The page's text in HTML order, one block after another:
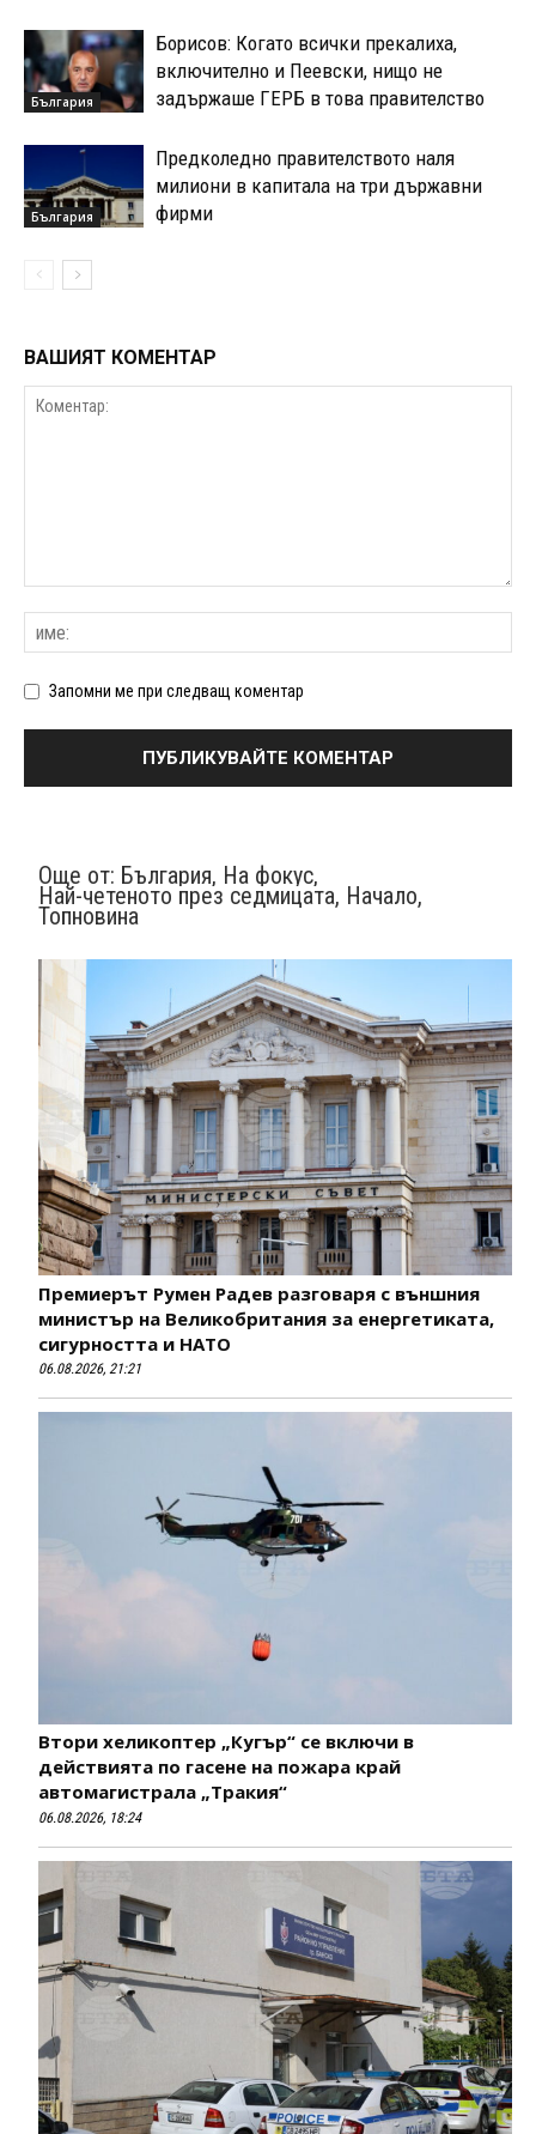
България
Борисов: Когато всички прекалиха,
включително и Пеевски, нищо не
задържаше ГЕРБ в това правителство
България
Предколедно правителството наля
милиони в капитала на три държавни
фирми
ВАШИЯТ КОМЕНТАР
Запомни ме при следващ коментар
Още от: България, На фокус,
Най-четеното през седмицата, Начало,
Топновина
Премиерът Румен Радев разговаря с външния
министър на Великобритания за енергетиката,
сигурността и НАТО
06.08.2026, 21:21
Втори хеликоптер „Кугър“ се включи в
действията по гасене на пожара край
автомагистрала „Тракия“
06.08.2026, 18:24